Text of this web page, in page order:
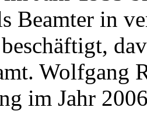
Beamter in
Wolfgang
im Jahr